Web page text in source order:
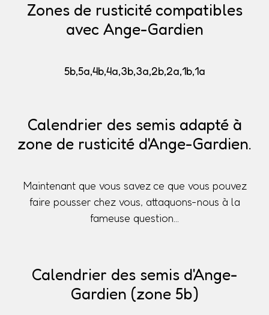
Zones de rusticité compatibles
avec Ange-Gardien
5b,5a,4b,4a,3b,3a,2b,2a,1b,1a
Calendrier des semis adapté à
zone de rusticité d'Ange-Gardien.
Maintenant que vous savez ce que vous pouvez
faire pousser chez vous, attaquons-nous à la
fameuse question...
Calendrier des semis d'Ange-
Gardien (zone 5b)